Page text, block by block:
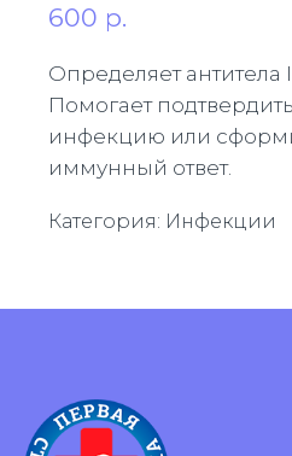
600 р.
Определяет антитела
Помогает
инфекцию или
иммунный ответ.
Категория: Инфекции